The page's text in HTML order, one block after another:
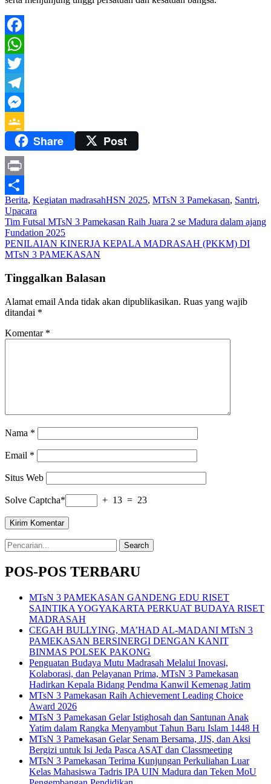
Facebook
WhatsApp
Twitter
Telegram
Messenger
Google
Classroom
Share Post
Print
Share
Berita, Kegiatan madrasahHSN 2025, MTsN 3 Pamekasan, Santri,
Upacara
Navigasi
pos
Tim Futsal MTsN 3 Pamekasan Raih Juara 2 se Madura dalam ajang
Fundation 2025
PENILAIAN KINERJA KEPALA MADRASAH (PKKM) DI
MTsN 3 PAMEKASAN
Tinggalkan Balasan
Alamat email Anda tidak akan dipublikasikan. Ruas yang wajib
ditandai *
Komentar *
Nama *
Email *
Situs Web
Solve Captcha* + 13 = 23
Search
for:
POS-POS TERBARU
MTsN 3 PAMEKASAN GANDENG EDU RISET
SAINTIKA YOGYAKARTA PERKUAT BUDAYA RISET
MADRASAH
CEGAH BULLYING, MA’HAD AL-MADANI MTsN 3
PAMEKASAN BERSINERGI DENGAN KANIT
BINMAS POLSEK PAKONG
Penguatan Budaya Mutu Madrasah Melalui Inovasi,
Kolaborasi, dan Pelayanan Prima, MTsN 3 Pamekasan
Hadirkan Kepala Bidang Pendma Kanwil Kemenag Jatim
MTsN 3 Pamekasan Raih Achievement Leading Choice
Award 2026
MTsN 3 Pamekasan Gelar Istighosah dan Santunan Anak
Yatim dalam Rangka Menyambut Tahun Baru Islam 1448 H
MTsN 3 Pamekasan Gelar Senam Bersama, JJS, dan Aksi
Bergizi untuk Isi Jeda Pasca ASAT dan Classmeeting
MTsN 3 Pamekasan Terima Kunjungan Perkuliahan Luar
Kelas Mahasiswa Tadris IPA UIN Madura dan Teken MoU